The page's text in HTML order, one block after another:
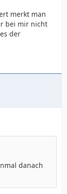
merkt man
bei mir nicht
der
danach